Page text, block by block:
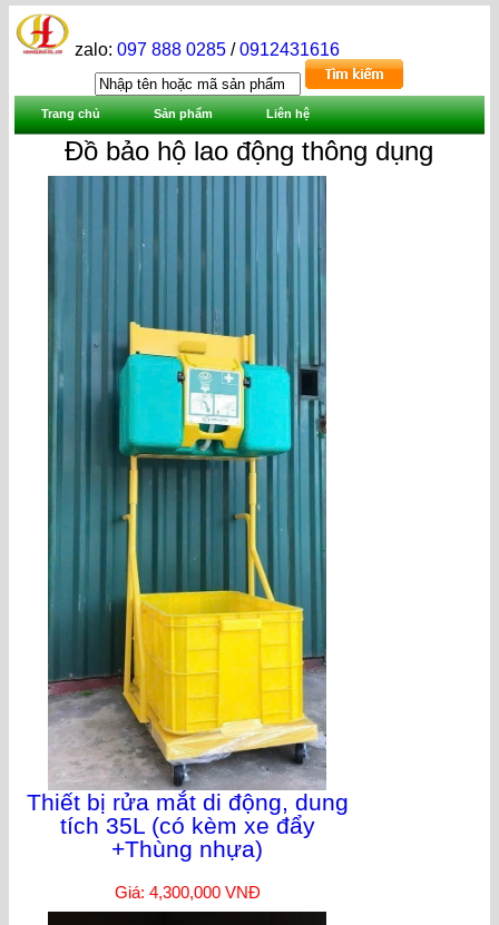
zalo:097 888 0285 /0912431616
Trang chủ Sản phẩm Liên hệ
Đồ bảo hộ lao động thông dụng
Thiết bị rửa mắt di động, dung
tích 35L (có kèm xe đẩy
+Thùng nhựa)
Giá: 4,300,000 VNĐ